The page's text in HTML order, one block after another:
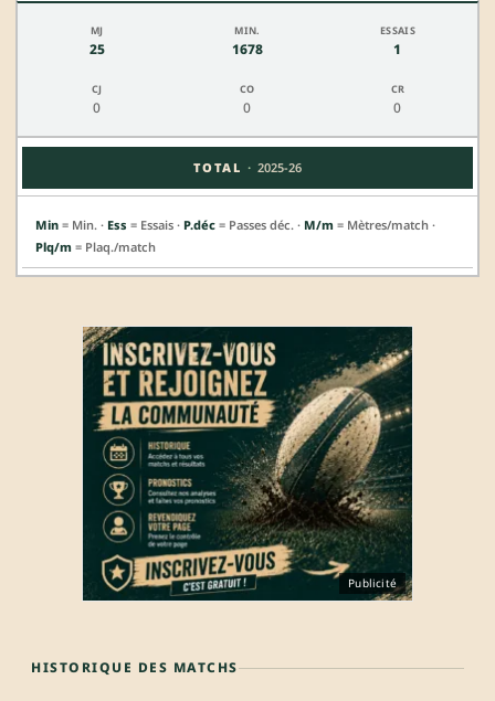
25 1678 1
0 0 0
TOTAL · 2025-26
Min = Min. · Ess = Essais · P.déc = Passes déc. · M/m = Mètres/match ·
Plq/m = Plaq./match
Publicité
HISTORIQUE DES MATCHS